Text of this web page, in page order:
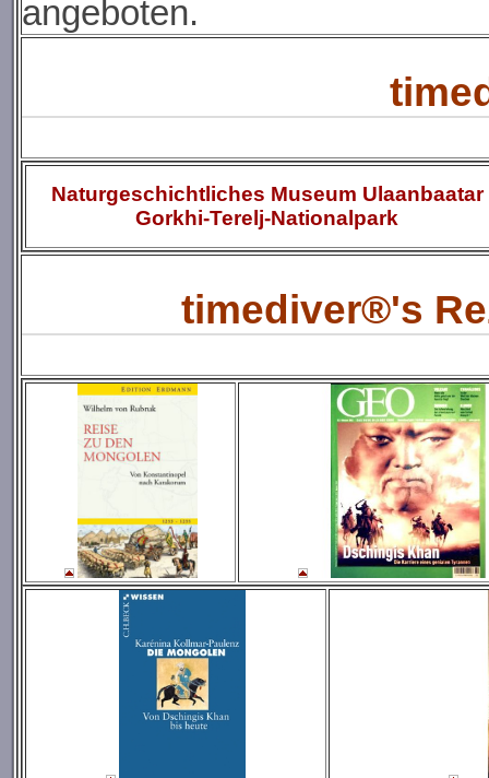
angeboten.
Naturgeschichtliches Museum Ulaanbaatar
Gorkhi-Terelj-Nationalpark
timediver®'s